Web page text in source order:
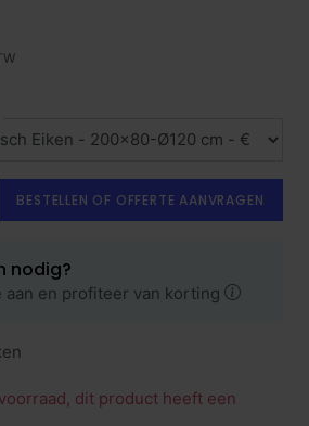
BESTELLEN OF OFFERTE AANVRAGEN
nodig?
aan en profiteer van korting
dit product heeft een